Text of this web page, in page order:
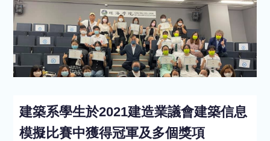
建築系學生於2021建造業議會建築信息
模擬比賽中獲得冠軍及多個獎項